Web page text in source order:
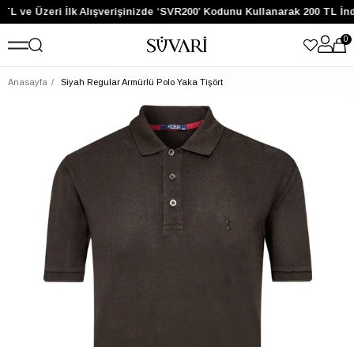
ve Üzeri İlk Alışverişinizde ‘SVR200’ Kodunu Kullanarak 200 TL
0
Anasayfa Siyah Regular Armürlü Polo Yaka Tişört